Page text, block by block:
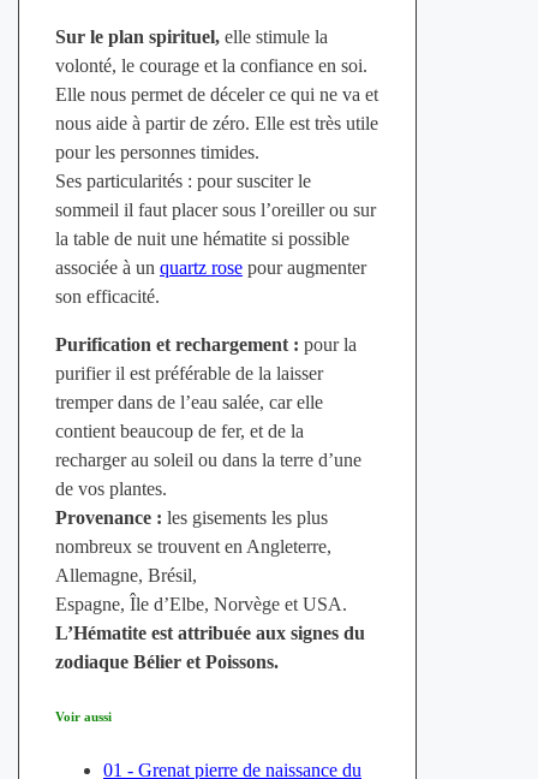
Sur le plan spirituel,elle stimule la
volonté, le courage et la confiance en soi.
Elle nous permet de déceler ce qui ne va et
nous aide à partir de zéro. Elle est très utile
pour les personnes timides.
Ses particularités : pour susciter le
sommeil il faut placer sous l’oreiller ou sur
la table de nuit une hématite si possible
associée à un quartz rosepour augmenter
son efficacité.
Purification et rechargement : pour la
purifier il est préférable de la laisser
tremper dans de l’eau salée, car elle
contient beaucoup de fer, et de la
recharger au soleil ou dans la terre d’une
de vos plantes.
Provenance : les gisements les plus
nombreux se trouvent en Angleterre,
Allemagne, Brésil,
Espagne, Île d’Elbe, Norvège et USA.
L’Hématite est attribuée aux signes du
zodiaque Bélier et Poissons.
Voir aussi
01 - Grenat pierre de naissance du